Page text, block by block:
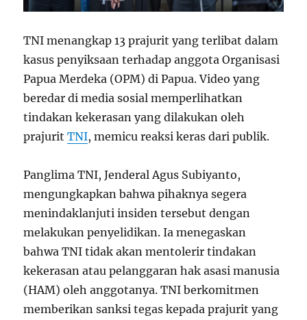
TNI menangkap 13 prajurit yang terlibat dalam
kasus penyiksaan terhadap anggota Organisasi
Papua Merdeka (OPM) di Papua. Video yang
beredar di media sosial memperlihatkan
tindakan kekerasan yang dilakukan oleh
prajuritTNI, memicu reaksi keras dari publik.
Panglima TNI, Jenderal Agus Subiyanto,
mengungkapkan bahwa pihaknya segera
menindaklanjuti insiden tersebut dengan
melakukan penyelidikan. Ia menegaskan
bahwa TNI tidak akan mentolerir tindakan
kekerasan atau pelanggaran hak asasi manusia
(HAM) oleh anggotanya. TNI berkomitmen
memberikan sanksi tegas kepada prajurit yang